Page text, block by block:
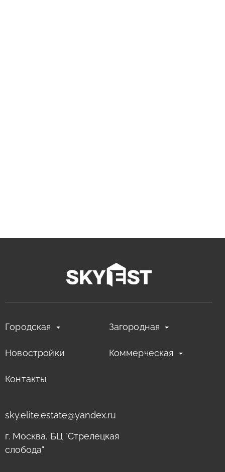
Городская Загородная
Новостройки Коммерческая
Контакты
sky.elite.estate@yandex.ru
г. Москва, БЦ "Стрелецкая
слобода"